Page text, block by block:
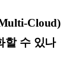
Cloud)
할 수 있나